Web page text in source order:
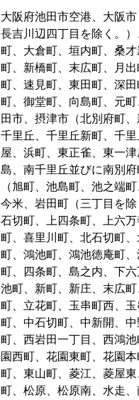
大阪府池田市空港、大阪
長吉川辺四丁目を除く。
町、大倉町、垣内町、桑
町、新橋町、末広町、月
町、速見町、東田町、深
町、御堂町、向島町、元
田市、摂津市（北別府町
千里丘、千里丘新町、千
屋、浜町、東正雀、東一
島、南千里丘並びに南別
（旭町、池島町、池之端
今米、岩田町（三丁目を
石切町、上四条町、上六
町、喜里川町、北石切町
町、鴻池町、鴻池徳庵町
町、四条町、島之内、下
池町、新町、新庄、末広
町、立花町、玉串町西、
町、中石切町、中新開、
町、西岩田一丁目、西鴻
園西町、花園東町、花園
町、東山町、菱江、菱屋
町、松原、松原南、水走